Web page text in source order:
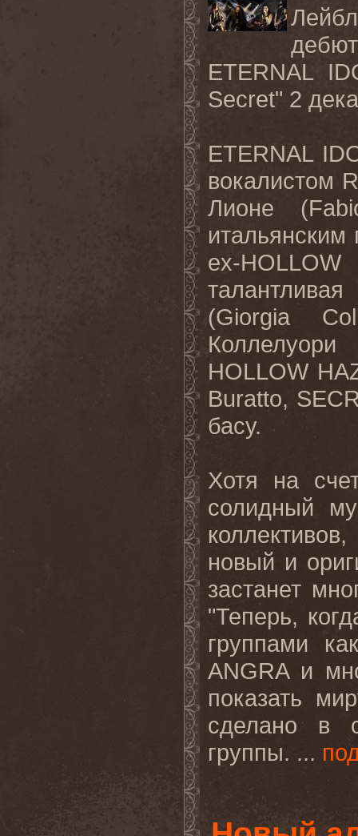
ETERNAL
Secret" 2
ETERNAL
вокалистом
Лионе (
ex-HOLLOW
(Giorgia
Коллелуори
HOLLOW
Buratto,
басу.
Хотя на
солидный
новый и
застанет
"Теперь,
группами
ANGRA и
показать
сделано в
группы. ...